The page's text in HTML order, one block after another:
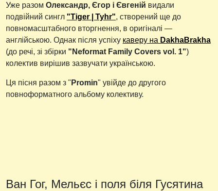
Уже разом Олександр, Єгор і Євгеній видали
подвійний сингл "Tiger | Tyhr", створений ще до
повномасштабного вторгнення, в оригіналі —
англійською. Однак після успіху каверу на DakhaBrakha
(до речі, зі збірки "Neformat Family Covers vol. 1")
колектив вирішив зазвучати українською.
Ця пісня разом з " Promin" увійде до другого
повноформатного альбому колективу.
Ван Гог, Мельєс і поля біля Гусятина